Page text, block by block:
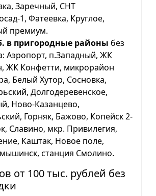
Заречный, СНТ
1, Фатеевка, Круглое,
премиум.
в пригородные районы без
Аэропорт, п.Западный, ЖК
ЖК Конфетти, микрорайон
Белый Хутор, Сосновка,
Долгодеревенское,
Ново-Казанцево,
Горняк, Бажово, Копейск 2-
Славино, мкр. Привилегия,
Каштак, Новое поле,
станция Смолино.
от 100 тыс. рублей без